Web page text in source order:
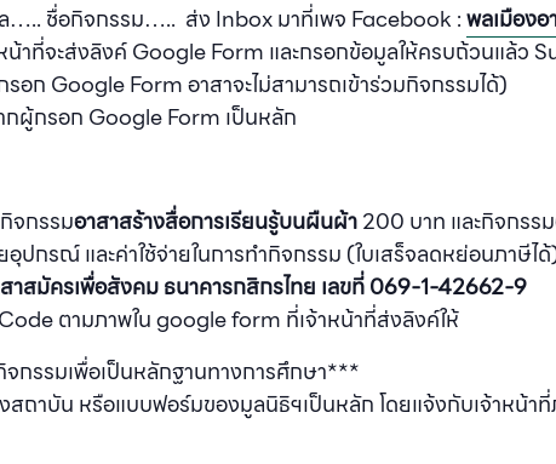
….. ชื่อกิจกรรม….. ส่ง Inbox มาที่เพจ Facebook :พลเมือง
น้าที่จะส่งลิงค์ Google Form และกรอกข้อมูลให้ครบถ้วนแล้ว
รอก Google Form อาสาจะไม่สามารถเข้าร่วมกิจกรรมได้)
กผู้กรอก Google Form เป็นหลัก
จกรรมอาสาสร้างสื่อการเรียนรู้บนผืนผ้า200 บาท และกิจกรรม
อุปกรณ์ และค่าใช้จ่ายในการทำกิจกรรม (ใบเสร็จลดหย่อนภาษีไ
สมัครเพื่อสังคมธนาคารกสิกรไทย เลขที่ 069-1-42662-9
ตามภาพใน google form ที่เจ้าหน้าที่ส่งลิงค์ให้
กรรมเพื่อเป็นหลักฐานทางการศึกษา***
สถาบัน หรือแบบฟอร์มของมูลนิธิฯเป็นหลัก โดยแจ้งกับเจ้าหน้าที่